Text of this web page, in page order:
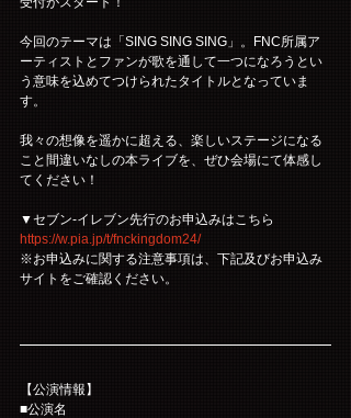
今回のテーマは「SING SING SING」。FNC所属ア
ーティストとファンが歌を通して一つになろうとい
う意味を込めてつけられたタイトルとなっていま
す。
我々の想像を遥かに超える、楽しいステージになる
こと間違いなしの本ライブを、ぜひ会場にて体感し
てください！
▼セブン-イレブン先行のお申込みはこちら
https://w.pia.jp/t/fnckingdom24/
※お申込みに関する注意事項は、下記及びお申込み
サイトをご確認ください。
【公演情報】
■公演名